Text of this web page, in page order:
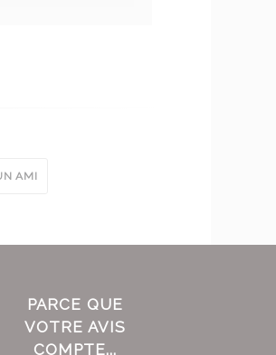
AMI
PARCE QUE
VOTRE AVIS
COMPTE...